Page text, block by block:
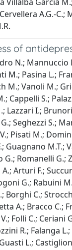
Cervellera A.G.-
of
N.;
M.; Pasina L.;
M.; Vanoli M.;
Cappelli S.;
Lazzari I.;
Seghezzi S.;
Pisati M.;
Guagnano
Romanelli
Arturi F.;
G.; Rabuini
Borghi C.;
A.; Bracco C.;
Folli C.;
R.; Falanga
L.;